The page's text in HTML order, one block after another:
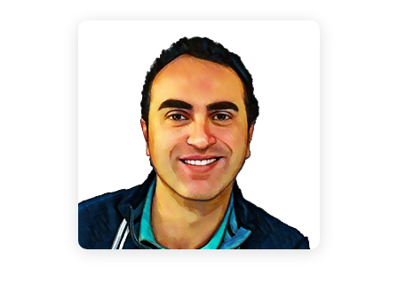
Jesús Torrijos
Garrido
Gestión Financiera